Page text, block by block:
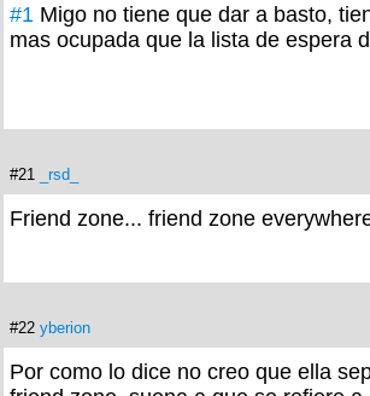
#1 Migo no tiene que dar a basto,
mas ocupada que la lista de espera
#21 _rsd_
Friend zone... friend zone
#22 yberion
Por como lo dice no creo que ella